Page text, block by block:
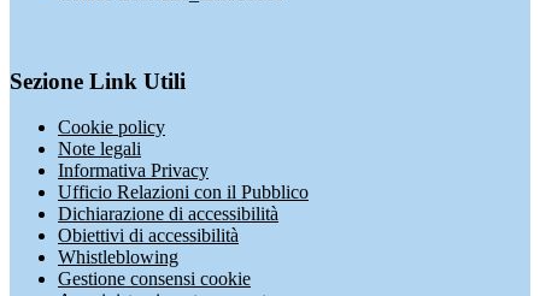
Sezione Link Utili
Cookie policy
Note legali
Informativa Privacy
Ufficio Relazioni con il Pubblico
Dichiarazione di accessibilità
Obiettivi di accessibilità
Whistleblowing
Gestione consensi cookie